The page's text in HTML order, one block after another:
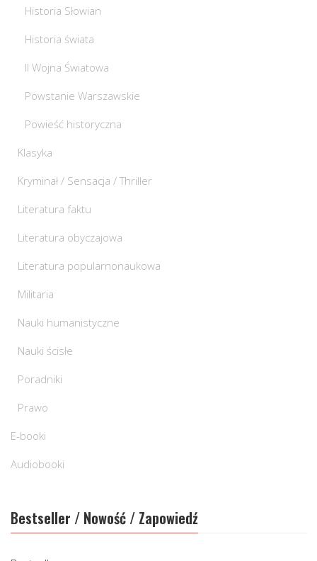
Historia Słowian
Historia świata
II Wojna Światowa
Powstanie Warszawskie
Powieść historyczna
Klasyka
Kryminał / Sensacja / Thriller
Literatura faktu
Literatura obyczajowa
Literatura popularnonaukowa
Militaria
Nauki humanistyczne
Nauki ścisłe
Poradniki
Prawo
E-booki
Audiobooki
Bestseller / Nowość / Zapowiedź